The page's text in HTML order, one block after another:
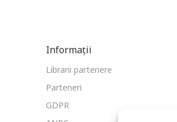
Informații
Librarii partenere
Parteneri
GDPR